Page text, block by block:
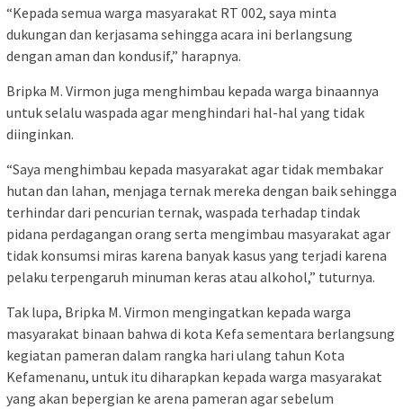
“Kepada semua warga masyarakat RT 002, saya minta
dukungan dan kerjasama sehingga acara ini berlangsung
dengan aman dan kondusif,” harapnya.
Bripka M. Virmon juga menghimbau kepada warga binaannya
untuk selalu waspada agar menghindari hal-hal yang tidak
diinginkan.
“Saya menghimbau kepada masyarakat agar tidak membakar
hutan dan lahan, menjaga ternak mereka dengan baik sehingga
terhindar dari pencurian ternak, waspada terhadap tindak
pidana perdagangan orang serta mengimbau masyarakat agar
tidak konsumsi miras karena banyak kasus yang terjadi karena
pelaku terpengaruh minuman keras atau alkohol,” tuturnya.
Tak lupa, Bripka M. Virmon mengingatkan kepada warga
masyarakat binaan bahwa di kota Kefa sementara berlangsung
kegiatan pameran dalam rangka hari ulang tahun Kota
Kefamenanu, untuk itu diharapkan kepada warga masyarakat
yang akan bepergian ke arena pameran agar sebelum